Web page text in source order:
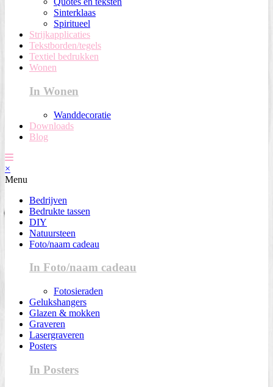
Sinterklaas
Spiritueel
Strijkapplicaties
Tekstborden/tegels
Textiel bedrukken
Wonen
In Wonen
Wanddecoratie
Downloads
Blog
×
Menu
Bedrijven
Bedrukte tassen
DIY
Natuursteen
Foto/naam cadeau
In Foto/naam cadeau
Fotosieraden
Gelukshangers
Glazen & mokken
Graveren
Lasergraveren
Posters
In Posters